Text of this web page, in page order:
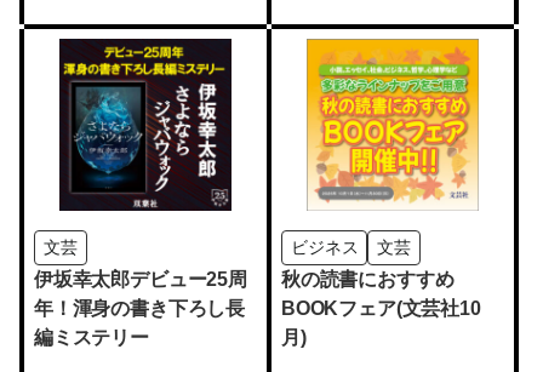
文芸
伊坂幸太郎デビュー25周
年！渾身の書き下ろし長
編ミステリー
ビジネス 文芸
秋の読書におすすめ
BOOKフェア(文芸社10
月)